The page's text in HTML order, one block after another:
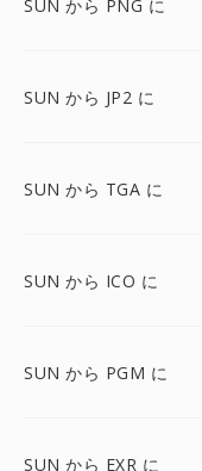
SUN から PNG に
SUN から JP2 に
SUN から TGA に
SUN から ICO に
SUN から PGM に
SUN から EXR に